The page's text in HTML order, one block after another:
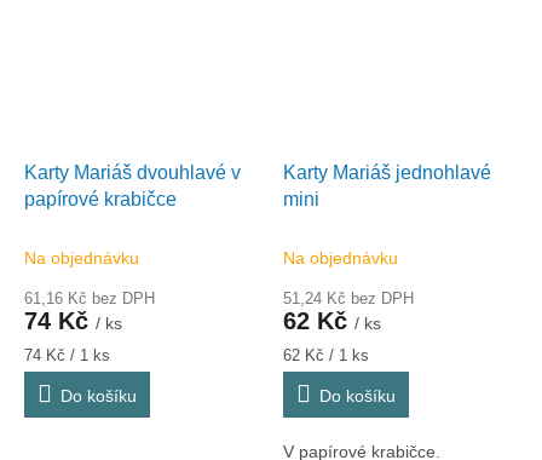
Karty Mariáš dvouhlavé v
papírové krabičce
Na objednávku
61,16 Kč bez DPH
74 Kč / ks
Měrná
cena:
74 Kč / 1 ks
Do košíku
Karty Mariáš jednohlavé
mini
Na objednávku
51,24 Kč bez DPH
62 Kč / ks
Měrná
cena:
62 Kč / 1 ks
Do košíku
V papírové krabičce.